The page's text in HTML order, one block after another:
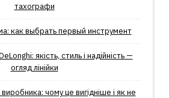
тахографи
как выбрать первый инструмент
якість, стиль і надійність —
огляд лінійки
чому це вигідніше і як не